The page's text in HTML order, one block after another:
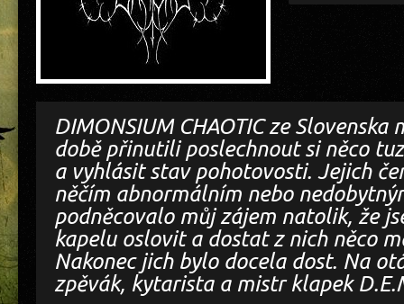
DIMONSIUM CHAOTIC ze Slovenska
době přinutili poslechnout si něco
a vyhlásit stav pohotovosti. Jejich
něčím abnormálním nebo
podněcovalo můj zájem natolik, že
kapelu oslovit a dostat z nich něco
Nakonec jich bylo docela dost. Na
zpěvák, kytarista a mistr klapek